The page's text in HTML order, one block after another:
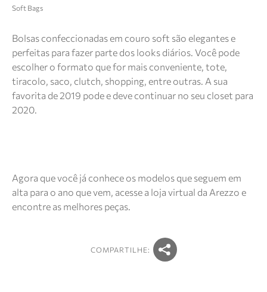
Soft Bags
Bolsas confeccionadas em couro soft são elegantes e
perfeitas para fazer parte dos looks diários. Você pode
escolher o formato que for mais conveniente, tote,
tiracolo, saco, clutch, shopping, entre outras. A sua
favorita de 2019 pode e deve continuar no seu closet para
2020.
Agora que você já conhece os modelos que seguem em
alta para o ano que vem, acesse a loja virtual da Arezzo e
encontre as melhores peças.
COMPARTILHE: